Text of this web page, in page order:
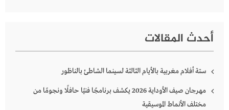
أحدث المقالات
ستة أفلام مغربية بالأيام الثالثة لسينما الشاطئ بالناظور
مهرجان صيف الأوداية 2026 يكشف برنامجًا فنيًا حافلًا ونجومًا من
مختلف الأنماط الموسيقية